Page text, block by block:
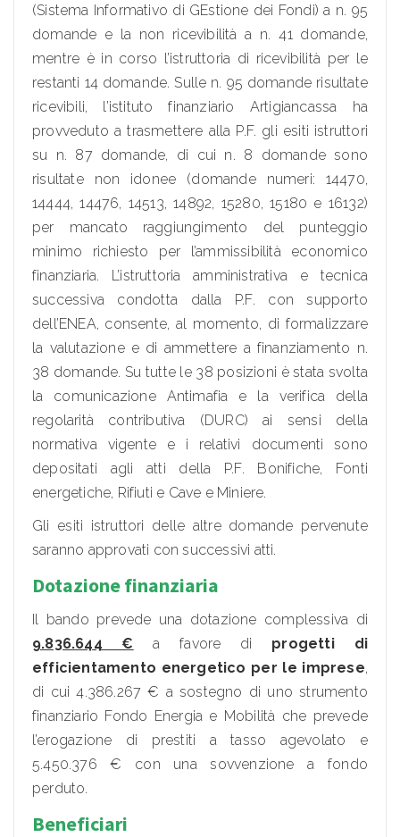
(Sistema Informativo di GEstione dei Fondi) a n. 95
domande e la non ricevibilità a n. 41 domande,
mentre è in corso l’istruttoria di ricevibilità per le
restanti 14 domande. Sulle n. 95 domande risultate
ricevibili, l’istituto finanziario Artigiancassa ha
provveduto a trasmettere alla P.F. gli esiti istruttori
su n. 87 domande, di cui n. 8 domande sono
risultate non idonee (domande numeri: 14470,
14444, 14476, 14513, 14892, 15280, 15180 e 16132)
per mancato raggiungimento del punteggio
minimo richiesto per l’ammissibilità economico
finanziaria. L’istruttoria amministrativa e tecnica
successiva condotta dalla P.F. con supporto
dell’ENEA, consente, al momento, di formalizzare
la valutazione e di ammettere a finanziamento n.
38 domande. Su tutte le 38 posizioni è stata svolta
la comunicazione Antimafia e la verifica della
regolarità contributiva (DURC) ai sensi della
normativa vigente e i relativi documenti sono
depositati agli atti della P.F. Bonifiche, Fonti
energetiche, Rifiuti e Cave e Miniere.
Gli esiti istruttori delle altre domande pervenute
saranno approvati con successivi atti.
Dotazione finanziaria
Il bando prevede una dotazione complessiva di
9.836.644 € a favore di progetti di
efficientamento energetico per le imprese,
di cui 4.386.267 € a sostegno di uno strumento
finanziario Fondo Energia e Mobilità che prevede
l’erogazione di prestiti a tasso agevolato e
5.450.376 € con una sovvenzione a fondo
perduto.
Beneficiari